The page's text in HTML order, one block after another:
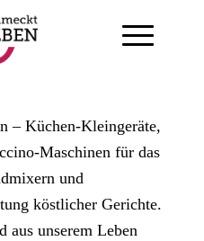
– Küchen-Kleingeräte,
Maschinen für das
und
köstlicher Gerichte.
aus unserem Leben